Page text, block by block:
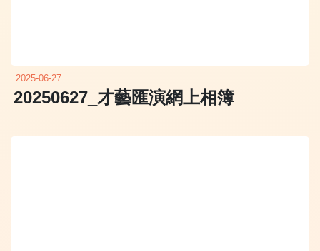
2025-06-27
20250627_才藝匯演網上相簿